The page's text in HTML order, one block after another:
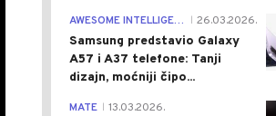
AWESOME INTELLIGENCE 26.03.2026.
Samsung predstavio Galaxy
A57 i A37 telefone: Tanji
dizajn, moćniji čipo...
MATE 13.03.2026.